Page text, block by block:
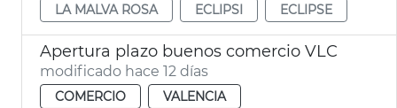
LA MALVA ROSA
ECLIPSI ECLIPSE
Apertura plazo buenos comercio VLC
modificado hace 12 días
COMERCIO
VALENCIA